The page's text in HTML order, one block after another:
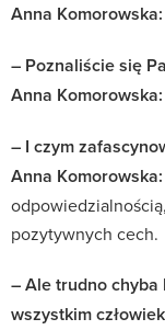
Anna Komorowska:
– Poznaliście się
Anna Komorowska:
– I czym
Anna Komorowska:
pozytywnych cech.
– Ale trudno
wszystkim